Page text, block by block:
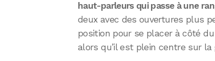
haut-parleurs qui passe à une
deux avec des ouvertures plus
position pour se placer à côté du
alors qu’il est plein centre sur